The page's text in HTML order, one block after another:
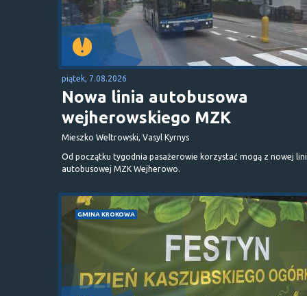
piątek, 7.08.2026
Nowa linia autobusowa
wejherowskiego MZK
Mieszko Weltrowski, Vasyl Kyrnys
Od początku tygodnia pasażerowie korzystać mogą z nowej
autobusowej MZK Wejherowo.
GMINA KROKOWA